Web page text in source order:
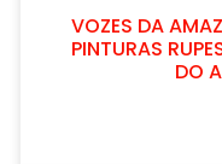
VOZES DA
PINTURAS
DO